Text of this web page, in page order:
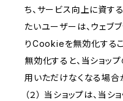
ち、サービス向上に資す
たいユーザーは、ウェブ
りCookieを無効化する
無効化すると、当ショッ
用いただけなくなる場合
（２） 当ショップは、当